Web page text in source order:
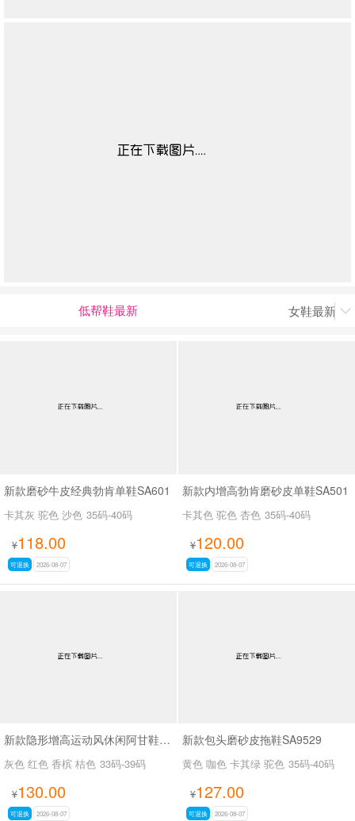
低帮鞋最新 女鞋最新上

新款磨砂牛皮经典勃肯单鞋SA601
卡其灰 驼色 沙色 35码-40码
¥118.00
可退换 2026-08-07
新款内增高勃肯磨砂皮单鞋SA501
卡其色 驼色 杏色 35码-40码
¥120.00
可退换 2026-08-07
新款隐形增高运动风休闲阿甘鞋SA54133
灰色 红色 香槟 桔色 33码-39码
¥130.00
可退换 2026-08-07
新款包头磨砂皮拖鞋SA9529
黄色 咖色 卡其绿 驼色 35码-40码
¥127.00
可退换 2026-08-07